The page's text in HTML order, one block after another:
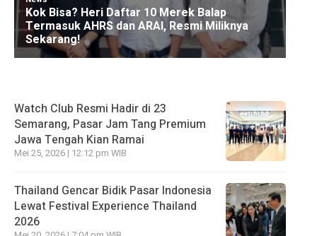
Watch Club Resmi Hadir di 23
Semarang, Pasar Jam Tang Premium
Jawa Tengah Kian Ramai
Mei 25, 2026 | 12:12 pm WIB
Thailand Gencar Bidik Pasar Indonesia
Lewat Festival Experience Thailand
2026